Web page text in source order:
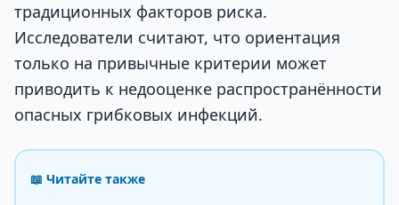
традиционных факторов риска.
Исследователи считают, что ориентация
только на привычные критерии может
приводить к недооценке распространённости
опасных грибковых инфекций.
📖 Читайте также